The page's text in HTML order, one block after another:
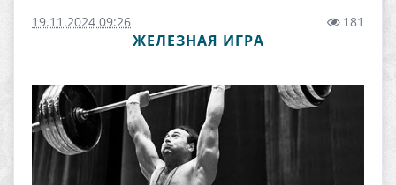
19.11.2024 09:26 181
ЖЕЛЕЗНАЯ ИГРА